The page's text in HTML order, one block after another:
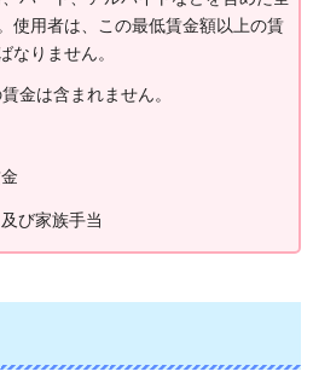
使用者は、この最低賃金額以上の賃
なりません。
金は含まれません。
び家族手当